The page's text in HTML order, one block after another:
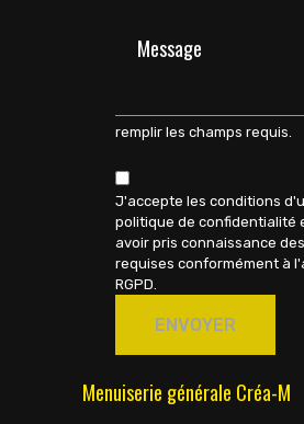
remplir les champs requis.
J'accepte les conditions
politique de confidentialité
avoir pris connaissance
requises conformément à
RGPD.
ENVOYER
Menuiserie générale Créa-M